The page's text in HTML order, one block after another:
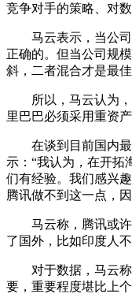
竞争对手的策略、对
马云表示，当公司
正确的。但当公司规
斜，二者混合才是最佳
所以，马云认为，
里巴巴必须采用重资
在谈到目前国内最
示：“我认为，在开拓
们有经验。我们感兴
腾讯做不到这一点，
马云称，腾讯或许
了国外，比如印度人
对于数据，马云称
要，重要程度堪比上